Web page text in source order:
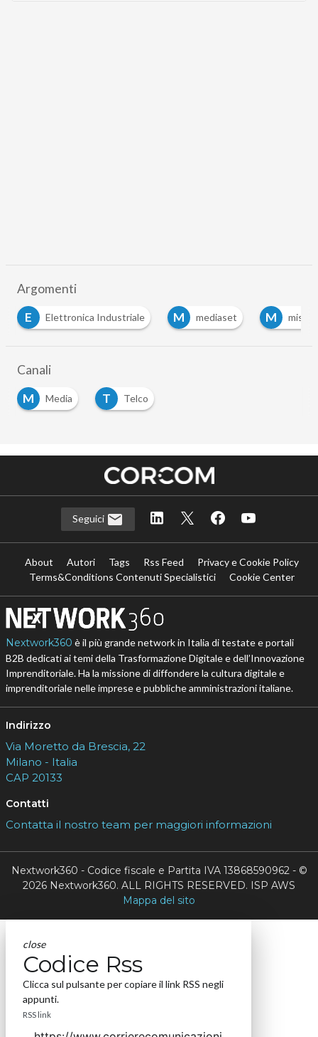
Argomenti
M
mediaset M mise M multiplex M
Canali
M
Media T Telco
Seguici
About Autori Tags Rss Feed
Privacy e Cookie Policy
Terms&Conditions Contenuti Specialistici
Cookie Center
Nextwork360 è il più grande network in Italia di testate e portali
B2B dedicati ai temi della Trasformazione Digitale e dell’Innovazione
Imprenditoriale. Ha la missione di diffondere la cultura digitale e
imprenditoriale nelle imprese e pubbliche amministrazioni italiane.
Indirizzo
Via Moretto da Brescia, 22
Milano - Italia
CAP 20133
Contatti
Contatta il nostro team per maggiori informazioni
Nextwork360 - Codice fiscale e Partita IVA 13868590962 - ©
2026 Nextwork360. ALL RIGHTS RESERVED. ISP AWS
Mappa del sito
close
Codice Rss
Clicca sul pulsante per copiare il link RSS negli
appunti.
RSS link